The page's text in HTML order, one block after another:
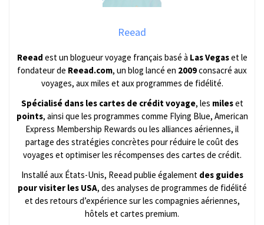
Reead
Reead est un blogueur voyage français basé à Las Vegaset le
fondateur de Reead.com, un blog lancé en 2009consacré aux
voyages, aux miles et aux programmes de fidélité.
Spécialisé dans les cartes de crédit voyage, les mileset
points, ainsi que les programmes comme Flying Blue, American
Express Membership Rewards ou les alliances aériennes, il
partage des stratégies concrètes pour réduire le coût des
voyages et optimiser les récompenses des cartes de crédit.
Installé aux États-Unis, Reead publie également des guides
pour visiter les USA, des analyses de programmes de fidélité
et des retours d’expérience sur les compagnies aériennes,
hôtels et cartes premium.